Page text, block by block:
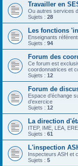
Travailler en
Ou autres services
Sujets : 28
Les fonctions
Enseignants
Sujets : 94
Forum des
Ce forum est
coordonnatrices et
Sujets : 12
Forum de
Espace d’échange
d’exercice
Sujets : 12
La direction
ITEP, IME, LEA,
Sujets : 61
L'inspection
Inspecteurs ASH et
Sujets : 5